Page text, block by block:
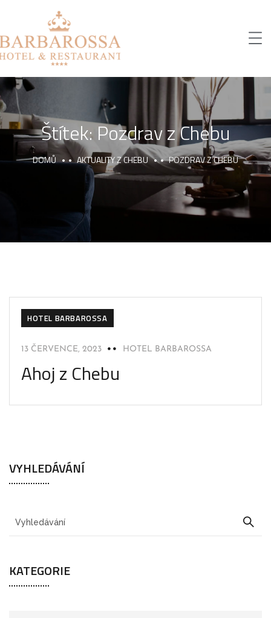
Štítek:Pozdrav z Chebu
DOMŮ AKTUALITY Z CHEBU POZDRAV Z CHEBU
HOTEL BARBAROSSA
13 ČERVENCE, 2023 HOTEL BARBAROSSA
Ahoj z Chebu
VYHLEDÁVÁNÍ
KATEGORIE